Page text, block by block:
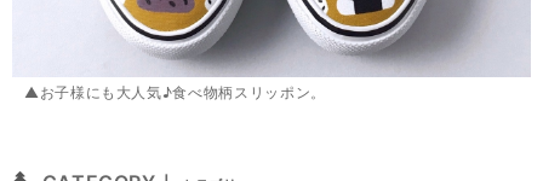
▲お子様にも大人気♪食べ物柄スリッポン。